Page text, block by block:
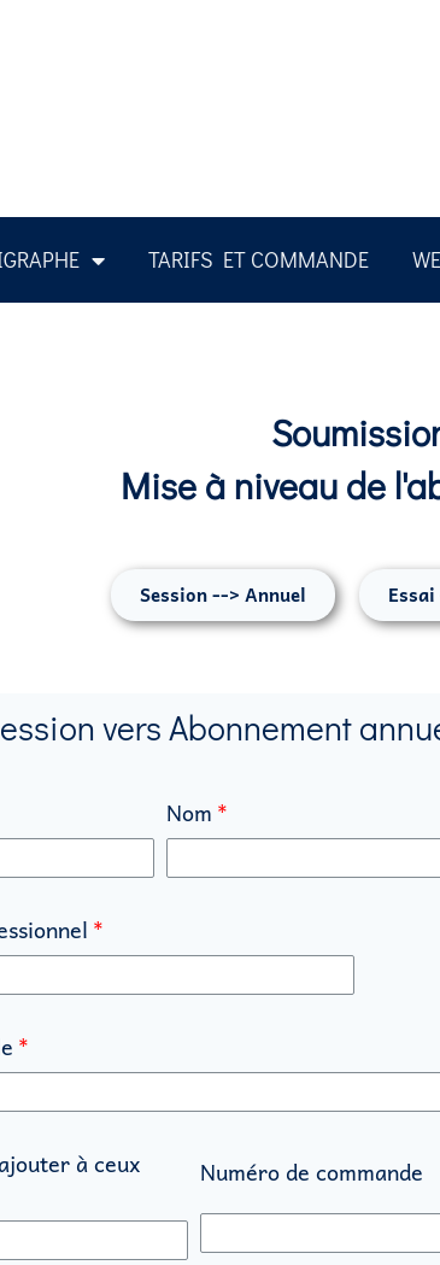
TARIFS ET COMMANDE
Mise à niveau de
Session --> Annuel
vers Abonnement
Nom
à ceux
Numéro de commande